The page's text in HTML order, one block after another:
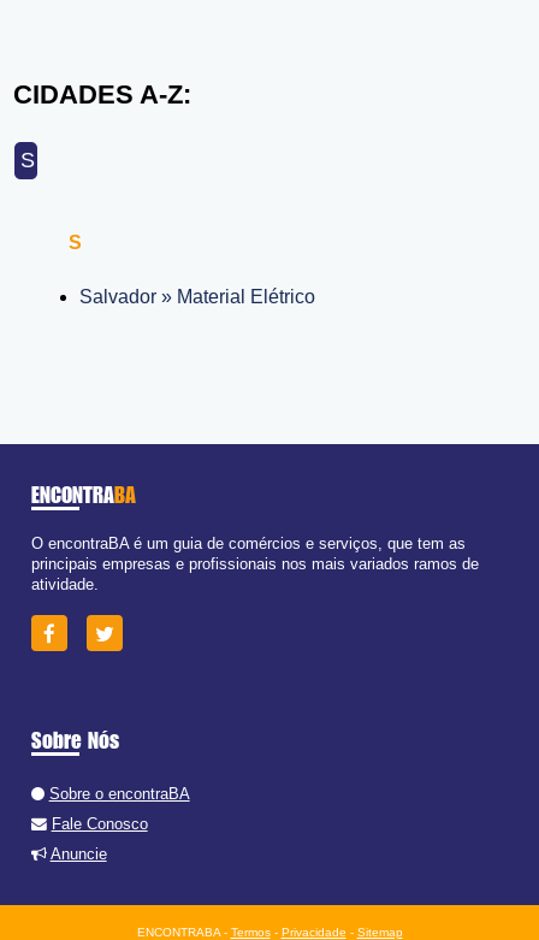
CIDADES A-Z:
S
S
Salvador » Material Elétrico
ENCONTRABA
O encontraBA é um guia de comércios e serviços, que tem as
principais empresas e profissionais nos mais variados ramos de
atividade.
Sobre Nós
Sobre o encontraBA
Fale Conosco
Anuncie
ENCONTRABA - Termos- Privacidade - Sitemap